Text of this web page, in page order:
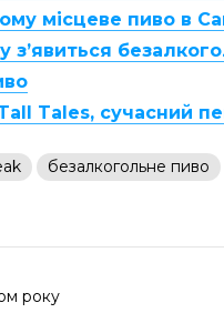
місцеве пиво в
з’явиться
Tales, сучасний
безалкогольне пиво
року